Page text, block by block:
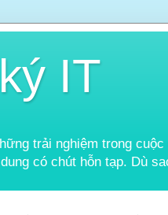
IT
trải nghiệm trong
có chút hỗn tạp. Dù